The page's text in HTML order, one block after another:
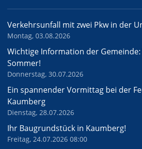
Verkehrsunfall mit zwei Pkw in der
Montag, 03.08.2026
Wichtige Information der
Sommer!
Donnerstag, 30.07.2026
Ein spannender Vormittag bei der
Kaumberg
Dienstag, 28.07.2026
Ihr Baugrundstück in Kaumberg!
Freitag, 24.07.2026 08:00